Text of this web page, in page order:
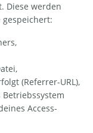
Diese werden
gespeichert:
(Referrer-URL),
Access-